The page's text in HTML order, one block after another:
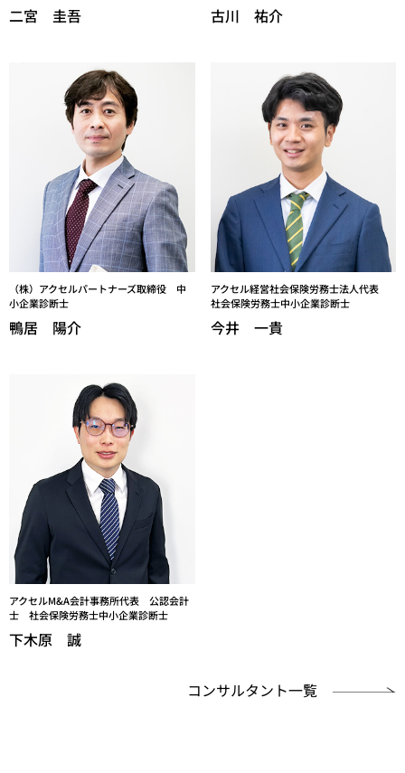
二宮 圭吾 古川 祐介
（株）アクセルパートナーズ取締役 中
小企業診断士
鴨居 陽介
アクセル経営社会保険労務士法人代表
社会保険労務士中小企業診断士
今井 一貴
アクセルM&A会計事務所代表 公認会計
士 社会保険労務士中小企業診断士
下木原 誠
コンサルタント一覧